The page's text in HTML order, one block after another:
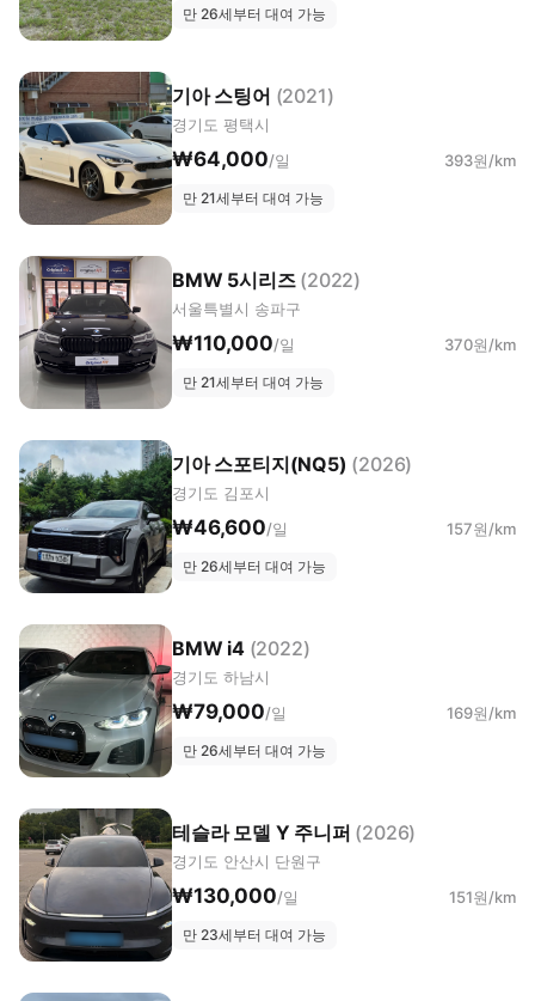
만 26세부터 대여 가능
기아 스팅어 (2021)
경기도 평택시
₩64,000/일 393원/km
만 21세부터 대여 가능
BMW 5시리즈(2022)
서울특별시 송파구
₩110,000/일 370원/km
만 21세부터 대여 가능
기아 스포티지(NQ5) (2026)
경기도 김포시
₩46,600/일 157원/km
만 26세부터 대여 가능
BMW i4(2022)
경기도 하남시
₩79,000/일 169원/km
만 26세부터 대여 가능
테슬라 모델 Y 주니퍼 (2026)
경기도 안산시 단원구
₩130,000/일 151원/km
만 23세부터 대여 가능